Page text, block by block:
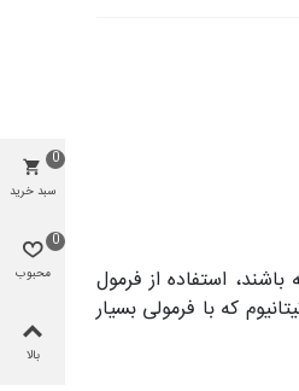
استفاده از فرمول
که با فرمولی بسیار
سبد خرید
0
محبوب
0
بالا